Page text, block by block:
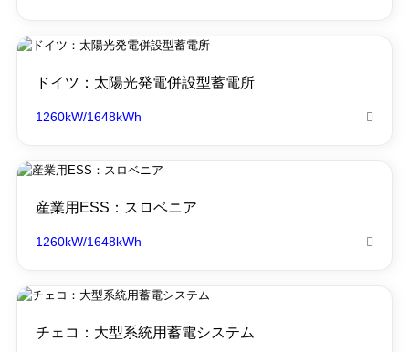
ドイツ：太陽光発電併設型蓄電所
1260kW/1648kWh 
産業用ESS：スロベニア
1260kW/1648kWh 
チェコ：大型系統用蓄電システム